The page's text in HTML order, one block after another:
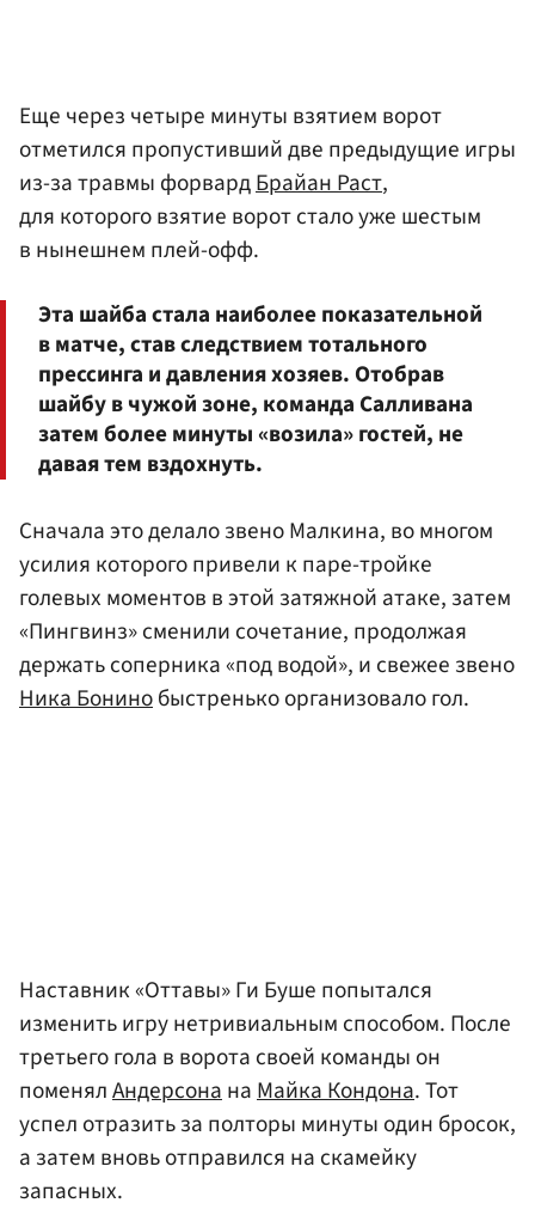
Еще через четыре минуты взятием ворот
отметился пропустивший две предыдущие игры
из-за травмы форвардБрайан Раст,
для которого взятие ворот стало уже шестым
в нынешнем плей-офф.
Эта шайба стала наиболее показательной
в матче, став следствием тотального
прессинга и давления хозяев. Отобрав
шайбу в чужой зоне, команда Салливана
затем более минуты «возила» гостей, не
давая тем вздохнуть.
Сначала это делало звено Малкина, во многом
усилия которого привели к паре-тройке
голевых моментов в этой затяжной атаке, затем
«Пингвинз» сменили сочетание, продолжая
держать соперника «под водой», и свежее звено
Ника Бонинобыстренько организовало гол.
Наставник «Оттавы» Ги Буше попытался
изменить игру нетривиальным способом. После
третьего гола в ворота своей команды он
поменялАндерсонанаМайка Кондона. Тот
успел отразить за полторы минуты один бросок,
а затем вновь отправился на скамейку
запасных.